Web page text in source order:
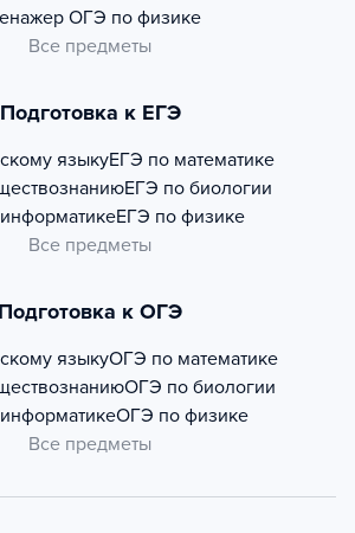
ОГЭ по физике
Все предметы
Подготовка к ЕГЭ
языкуЕГЭ по математике
ЕГЭ по биологии
ЕГЭ по физике
Все предметы
Подготовка к ОГЭ
языкуОГЭ по математике
ОГЭ по биологии
ОГЭ по физике
Все предметы